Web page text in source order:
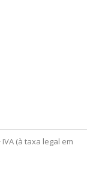
(à taxa legal em